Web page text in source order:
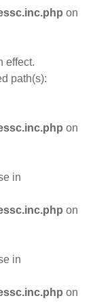
on
effect.
path(s):
on
in
on
in
on